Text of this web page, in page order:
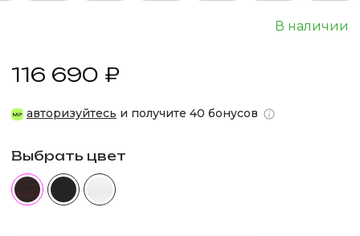
В наличии
116 690 ₽
авторизуйтесь и получите 40 бонусов
Выбрать цвет